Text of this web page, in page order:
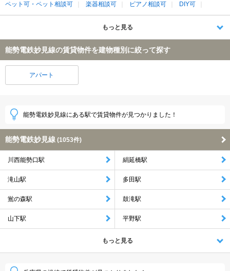
ペット可・ペット相談可
楽器相談可 ピアノ相談可 DIY可
もっと見る
能勢電鉄妙見線の賃貸物件を建物種別に絞って探す
アパート
能勢電鉄妙見線にある駅で賃貸物件が見つかりました！
能勢電鉄妙見線 (1053件)
川西能勢口駅 絹延橋駅
滝山駅 多田駅
鴬の森駅 鼓滝駅
山下駅 平野駅
もっと見る